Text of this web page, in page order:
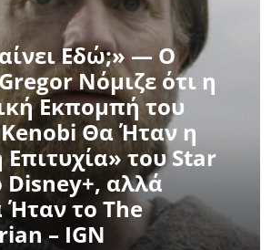
Εδώ;» — Ο
Νόμιζε ότι η
Εκπομπή του
Θα Ήταν η
του Star
Disney+, αλλά
Ήταν το The
– IGN